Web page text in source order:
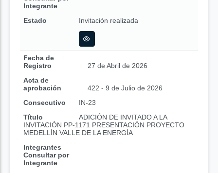
Integrante
Estado
Invitación realizada
Fecha de
Registro
27 de Abril de 2026
Acta de
aprobación
422 - 9 de Julio de 2026
Consecutivo
IN-23
Título
ADICIÓN DE INVITADO A LA
INVITACIÓN PP-1171 PRESENTACIÓN PROYECTO
MEDELLÍN VALLE DE LA ENERGÍA
Integrantes
Consultar por
Integrante